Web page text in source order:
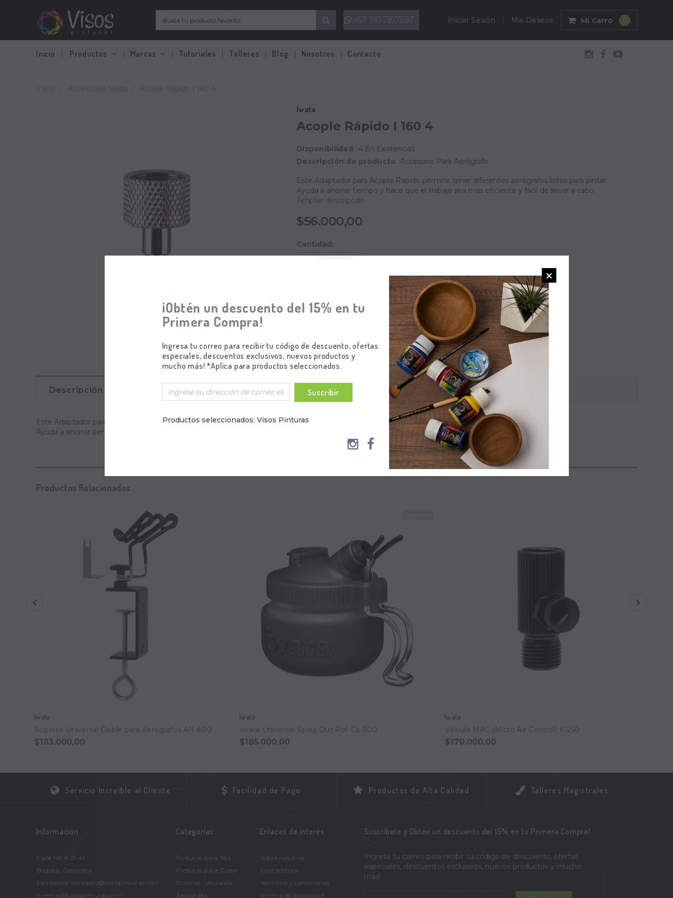
Mi Carro 0
Iniciar Sesión Mis Deseos
+57 310 7877597
Inicio Productos Marcas Tutoriales Talleres Blog Nosotros Contacto
Iwata
Acople Rápido I 160 4
Disponibilidad
4 En Existencias
Descripción de producto Accesorio Para Aerógrafo
Este Adaptador para Acople Rápido permite tener diferentes aerógrafos listos para pintar.
Ayuda a ahorrar tiempo y hace que el trabajo sea más eficiente y fácil de llevar a cabo.
Ampliar descripción
$56.000,00
Cantidad:
Descripción Comentarios
Este Adaptador para Acople Rápido permite tener diferentes aerógrafos listos para pintar.
Ayuda a ahorrar tiempo y hace que el trabajo sea más eficiente y fácil de llevar a cabo.
Productos Relacionados
Iwata
Soporte Universal Doble para Aerógrafos AH 400
$183.000,00
Iwata
Iwata Universal Spray Out Pot CL 300
$185.000,00
Iwata
Válvula MAC (Micro Air Control) K 250
$170.000,00
Servicio Increíble al Cliente Facilidad de Pago Productos de Alta Calidad Talleres Magistrales
Información
Calle 168 # 21-41
Bogotá, Colombia
Escríbenos: contacto@visospinturas.com
ó ventas@visospinturas.com
Categorías
Pinturas para Tela
Pinturas para Cuero
Ecolines - Acuarela
Aerografía
Enlaces de interés
Sobre nosotros
Contáctenos
Términos y condiciones
Política de privacidad
Suscríbete y Obtén un descuento del 15% en tu Primera Compra!
Ingresa tu correo para recibir tu código de descuento, ofertas
especiales, descuentos exclusivos, nuevos productos y mucho
más!
¡Obtén un descuento del 15% en tu
Primera Compra!
Ingresa tu correo para recibir tu código de descuento, ofertas
especiales, descuentos exclusivos, nuevos productos y
mucho más! *Aplica para productos seleccionados.
Suscribir
Productos seleccionados: Visos Pinturas